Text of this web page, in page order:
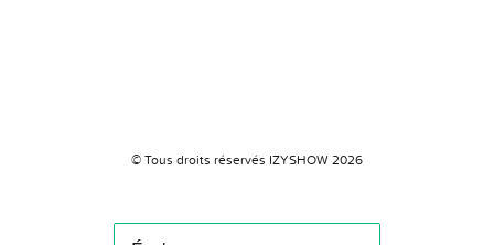
© Tous droits réservés IZYSHOW 2026